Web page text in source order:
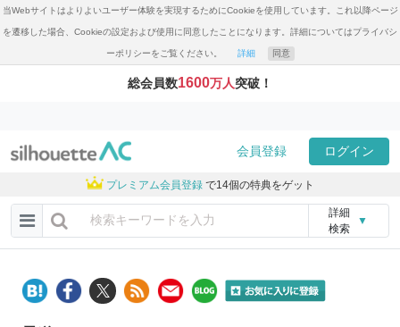
当Webサイトはよりよいユーザー体験を実現するためにCookieを使用しています。これ以降ページ
を遷移した場合、Cookieの設定および使用に同意したことになります。詳細についてはプライバシ
ーポリシーをご覧ください。 詳細 同意
総会員数1600万人突破！
会員登録 ログイン
プレミアム会員登録 で14個の特典をゲット
詳細
検索
▼